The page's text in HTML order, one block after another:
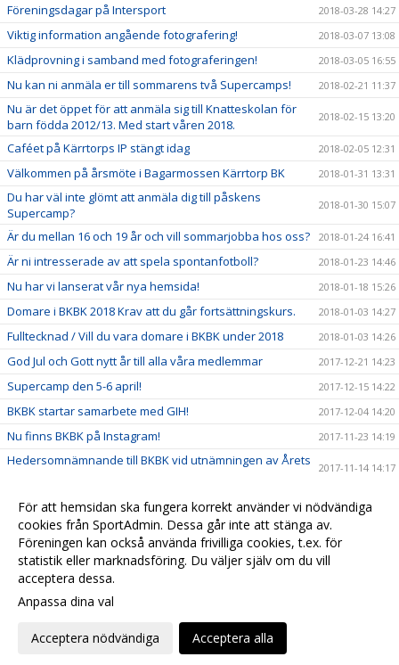
Föreningsdagar på Intersport 2018-03-28 14:27
Viktig information angående fotografering! 2018-03-07 13:08
Klädprovning i samband med fotograferingen! 2018-03-05 16:55
Nu kan ni anmäla er till sommarens två Supercamps! 2018-02-21 11:37
Nu är det öppet för att anmäla sig till Knatteskolan för
barn födda 2012/13. Med start våren 2018.
2018-02-15 13:20
Caféet på Kärrtorps IP stängt idag 2018-02-05 12:31
Välkommen på årsmöte i Bagarmossen Kärrtorp BK 2018-01-31 13:31
Du har väl inte glömt att anmäla dig till påskens
Supercamp?
2018-01-30 15:07
Är du mellan 16 och 19 år och vill sommarjobba hos oss? 2018-01-24 16:41
Är ni intresserade av att spela spontanfotboll? 2018-01-23 14:46
Nu har vi lanserat vår nya hemsida! 2018-01-18 15:26
Domare i BKBK 2018 Krav att du går fortsättningskurs. 2018-01-03 14:27
Fulltecknad / Vill du vara domare i BKBK under 2018 2018-01-03 14:26
God Jul och Gott nytt år till alla våra medlemmar 2017-12-21 14:23
Supercamp den 5-6 april! 2017-12-15 14:22
BKBK startar samarbete med GIH! 2017-12-04 14:20
Nu finns BKBK på Instagram! 2017-11-23 14:19
Hedersomnämnande till BKBK vid utnämningen av Årets
2017-11-14 14:17
Ny stödlinje för idrottsledare 2017-11-14 14:15
Grattis vårt kära damlag till avancemanget! 2017-11-07 14:03
Träningscup i strålande höstsol 2017-10-26 15:11
inställningar
Webbversion
För att hemsidan ska fungera korrekt använder vi nödvändiga
cookies från SportAdmin. Dessa går inte att stänga av.
Föreningen kan också använda frivilliga cookies, t.ex. för
statistik eller marknadsföring. Du väljer själv om du vill
acceptera dessa.
Anpassa dina val
Acceptera nödvändiga Acceptera alla